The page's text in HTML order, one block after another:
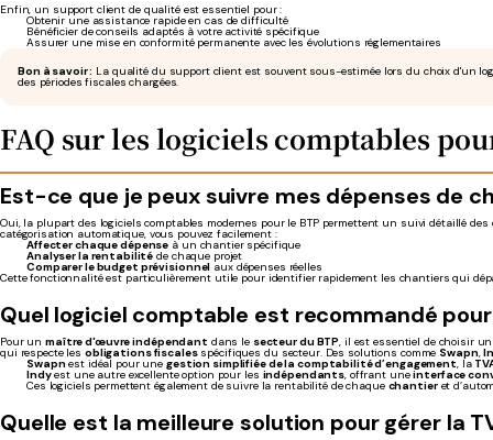
Enfin, un support client de qualité est essentiel pour :
Obtenir une assistance rapide en cas de difficulté
Bénéficier de conseils adaptés à votre activité spécifique
Assurer une mise en conformité permanente avec les évolutions réglementaires
Bon à savoir : La qualité du support client est souvent sous-estimée lors du choix d'un
des périodes fiscales chargées.
FAQ sur les logiciels comptables
Est-ce que je peux suivre mes dépenses de
Oui, la plupart des logiciels comptables modernes pour le BTP permettent un suivi détaillé
catégorisation automatique, vous pouvez facilement :
Affecter chaque dépense à un chantier spécifique
Analyser la rentabilité de chaque projet
Comparer le budget prévisionnel aux dépenses réelles
Cette fonctionnalité est particulièrement utile pour identifier rapidement les chantiers qui
Quel logiciel comptable est recommandé
Pour unmaître d'œuvre indépendant dans le secteur du BTP , il est essentiel de choisir
qui respecte les obligations fiscalesspécifiques du secteur. Des solutions comme Swapn,
Swapnest idéal pour unegestion simplifiée de la comptabilité d’engagement , la
Indyest une autre excellente option pour les indépendants , offrant uneinterface
Ces logiciels permettent également de suivre la rentabilité de chaque chantieret
Quelle est la meilleure solution pour gérer la